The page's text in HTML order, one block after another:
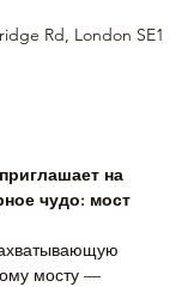
Rd, London SE1
на
чудо: мост
мосту —